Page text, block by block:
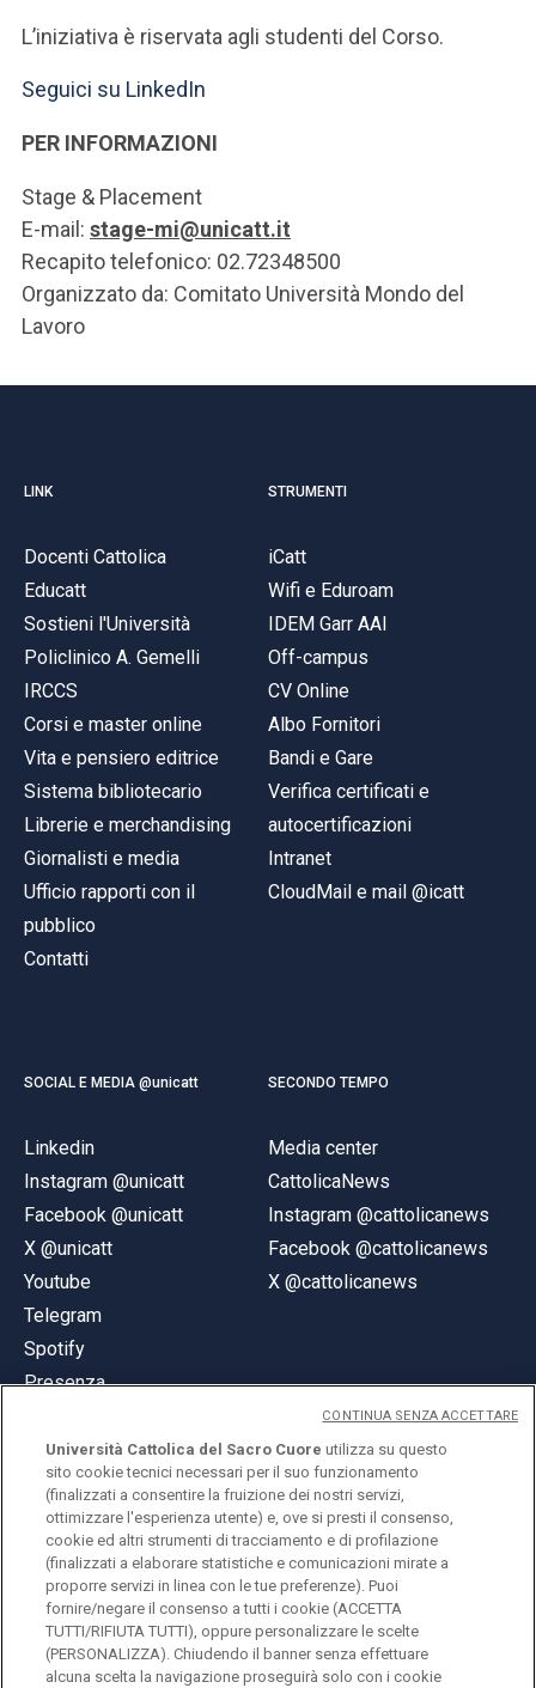
L’iniziativa è riservata agli studenti del Corso.
Seguici su LinkedIn
PER INFORMAZIONI
Stage & Placement
E-mail: stage-mi@unicatt.it
Recapito telefonico: 02.72348500
Organizzato da: Comitato Università Mondo del
Lavoro
LINK
Docenti Cattolica
Educatt
Sostieni l'Università
Policlinico A. Gemelli
IRCCS
Corsi e master online
Vita e pensiero editrice
Sistema bibliotecario
Librerie e merchandising
Giornalisti e media
Ufficio rapporti con il
pubblico
Contatti
STRUMENTI
iCatt
Wifi e Eduroam
IDEM Garr AAI
Off-campus
CV Online
Albo Fornitori
Bandi e Gare
Verifica certificati e
autocertificazioni
Intranet
CloudMail e mail @icatt
SOCIAL E MEDIA @unicatt
Linkedin
Instagram @unicatt
Facebook @unicatt
X @unicatt
Youtube
Telegram
Spotify
Presenza
SECONDO TEMPO
Media center
CattolicaNews
Instagram @cattolicanews
Facebook @cattolicanews
X @cattolicanews
© Università Cattolica del Sacro Cuore
Largo A. Gemelli 1, 20123 Milano
PI 02133120150
Università Cattolica del Sacro Cuore utilizza su questo
sito cookie tecnici necessari per il suo funzionamento
(finalizzati a consentire la fruizione dei nostri servizi,
ottimizzare l'esperienza utente) e, ove si presti il consenso,
cookie ed altri strumenti di tracciamento e di profilazione
(finalizzati a elaborare statistiche e comunicazioni mirate a
proporre servizi in linea con le tue preferenze). Puoi
fornire/negare il consenso a tutti i cookie (ACCETTA
TUTTI/RIFIUTA TUTTI), oppure personalizzare le scelte
(PERSONALIZZA). Chiudendo il banner senza effettuare
alcuna scelta la navigazione proseguirà solo con i cookie
CONTINUA SENZA ACCETTARE